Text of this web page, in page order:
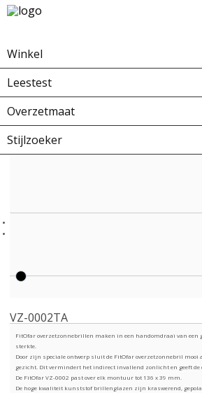
Winkel
Leestest
Overzetmaat
Stijlzoeker
Home Winkel
VZ-0002TA
FitOfar overzetzonnebrillen maken in een handomdraai van een
sterkte.
Door zijn speciale ontwerp sluit de FitOfar overzetzonnebril mooi
gezicht. Dit vermindert het indirect invallend zonlicht en geeft de
De FitOfar VZ-0002 past over elk montuur tot 136 x 39 mm.
De hoge kwaliteit kunststof brillenglazen zijn kraswerend,